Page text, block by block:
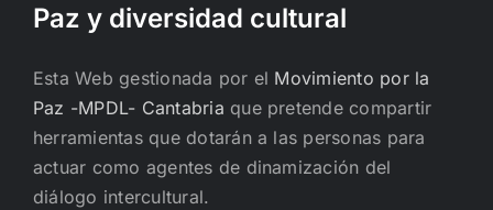
Paz y diversidad cultural
Esta Web gestionada por el Movimiento por la
Paz -MPDL- Cantabria que pretende compartir
herramientas que dotarán a las personas para
actuar como agentes de dinamización del
diálogo intercultural.